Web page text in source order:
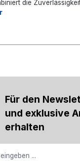
die
Für den
und exklusive
erhalten